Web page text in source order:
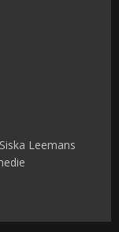
Leemans